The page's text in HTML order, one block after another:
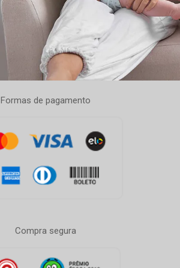
Formas de pagamento
Compra segura